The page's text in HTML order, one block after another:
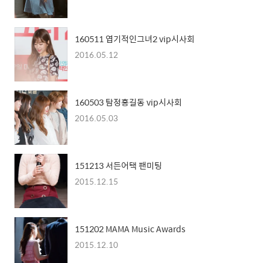
160511 엽기적인그녀2 vip시사회
2016.05.12
160503 탐정홍길동 vip시사회
2016.05.03
151213 서든어택 팬미팅
2015.12.15
151202 MAMA Music Awards
2015.12.10